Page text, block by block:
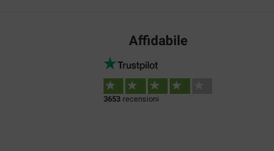
Affidabile
3653recensioni